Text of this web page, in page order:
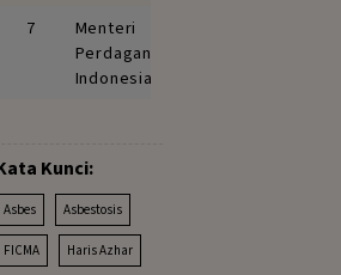
7
Menteri
Perdagangan
Indonesia
Kunci:
Asbes Asbestosis
FICMA Haris Azhar